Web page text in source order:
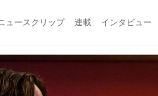
ュースクリップ 連載 インタビュー